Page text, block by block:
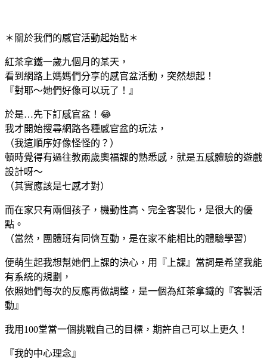
＊關於我們的感官活動起始點＊
紅茶拿鐵一歲九個月的某天，
看到網路上媽媽們分享的感官盆活動，突然想起！
『對耶～她們好像可以玩了！』
於是…先下訂感官盆！😂
我才開始搜尋網路各種感官盆的玩法，
（我這順序好像怪怪的？）
頓時覺得有過往教兩歲奧福課的熟悉感，就是五感體驗的遊戲
設計呀～
（其實應該是七感才對）
而在家只有兩個孩子，機動性高、完全客製化，是很大的優
點。
（當然，團體班有同儕互動，是在家不能相比的體驗學習）
便萌生起我想幫她們上課的決心，用『上課』當詞是希望我能
有系統的規劃，
依照她們每次的反應再做調整，是一個為紅茶拿鐵的『客製活
動』
我用100堂當一個挑戰自己的目標，期許自己可以上更久！
『我的中心理念』